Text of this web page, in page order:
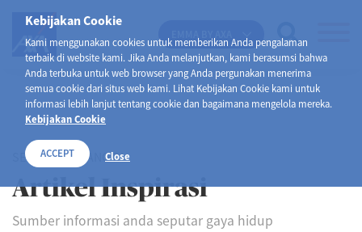
Kebijakan Cookie
Kami menggunakan cookies untuk memberikan Anda pengalaman
terbaik di website kami. Jika Anda melanjutkan, kami berasumsi bahwa
Anda terbuka untuk web browser yang Anda pergunakan menerima
semua cookie dari situs web kami. Lihat Kebijakan Cookie kami untuk
informasi lebih lanjut tentang cookie dan bagaimana mengelola mereka.
Kebijakan Cookie
ACCEPT Close
SELAMAT DATANG DI
Artikel Inspirasi
Sumber informasi anda seputar gaya hidup